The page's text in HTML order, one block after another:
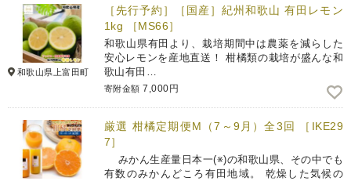
和歌山県上富田町
［先行予約］［国産］紀州和歌山 有田レモン
1kg ［MS66］
和歌山県有田より、栽培期間中は農薬を減らした
安心レモンを産地直送！ 柑橘類の栽培が盛んな和
歌山有田…
寄附金額 7,000円
厳選 柑橘定期便M（7～9月）全3回 ［IKE29
7］
みかん生産量日本一(※)の和歌山県、その中でも
有数のみかんどころ有田地域。 乾燥した気候の